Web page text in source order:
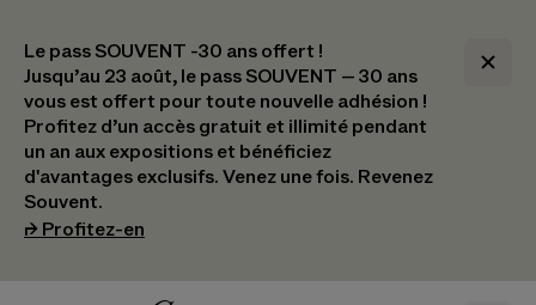
Le pass SOUVENT -30 ans offert !
Jusqu’au 23 août, le pass SOUVENT – 30 ans
vous est offert pour toute nouvelle adhésion !​
Profitez d’un accès gratuit et illimité pendant
un an aux expositions et bénéficiez
d'avantages exclusifs.​ Venez une fois. Revenez
Souvent.
⮣ Profitez-en
Navigation en-tête